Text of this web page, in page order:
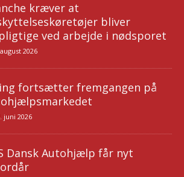
kræver at
bliver
ved arbejde i nødsporet
2026
fortsætter fremgangen på
juni 2026
Dansk Autohjælp får nyt